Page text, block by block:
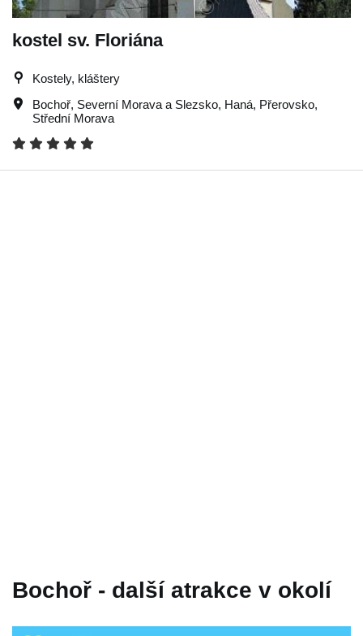
kostel sv. Floriána
Kostely, kláštery
Bochoř, Severní Morava a Slezsko, Haná, Přerovsko,
Střední Morava
Bochoř - další atrakce v okolí